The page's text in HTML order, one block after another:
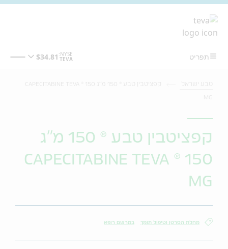
קפציטבין טבע ® 150 מ"ג
CAPECITABINE TEVA ® 150
MG
מחלת הסרטן וטיפול תומך במרשם רופא